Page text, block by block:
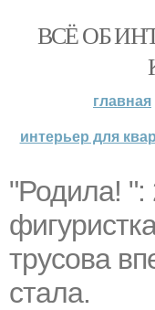
ВСЁ ОБ
главная
интерьер для
"Родила! ":
трусова
стала.